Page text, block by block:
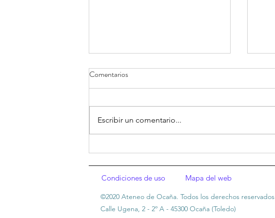
Comentarios
Escribir un comentario...
Condiciones de uso Mapa del web
©2020 Ateneo de Ocaña. Todos los derechos reservados
Calle Ugena, 2 - 2º A - 45300 Ocaña (Toledo)